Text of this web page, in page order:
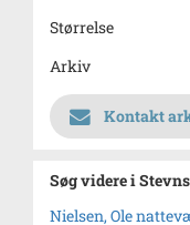
Størrelse
Arkiv
Kontakt
Søg videre i
Nielsen, Ole